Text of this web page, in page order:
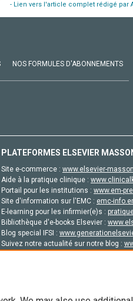
- Lien vers l'article complet rédigé par
NOS FORMULES D'ABONNEMENTS
PLATEFORMES ELSEVIER
Site e-commerce : www.elsevier-
Aide à la pratique clinique :
Portail pour les institutions : www.em-
Site d'information sur l'EMC : emc-
E-learning pour les infirmier(e)s :
Bibliothèque d'e-books Elsevier :
Blog special IFSI :
Suivez notre actualité sur notre blog :